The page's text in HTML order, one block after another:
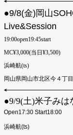
●9/8(金)岡山
Live&Session
19:00open19:45start
MC¥3,000(当日¥3,500)
浜崎航(ts)
岡山県岡山市北区今４丁
●︎9/9(土)米子みは
Open17:30 Start18:00
浜崎航(ts)